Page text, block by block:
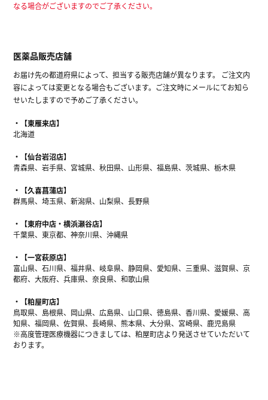
なる場合がございますのでご了承ください。
医薬品販売店舗
お届け先の都道府県によって、担当する販売店舗が異なります。 ご注文内
容によっては変更となる場合もございます。ご注文時にメールにてお知ら
せいたしますので予めご了承ください。
【東雁来店】
北海道
【仙台岩沼店】
青森県、岩手県、宮城県、秋田県、山形県、福島県、茨城県、栃木県
【久喜菖蒲店】
群馬県、埼玉県、新潟県、山梨県、長野県
【東府中店・横浜瀬谷店】
千葉県、東京都、神奈川県、沖縄県
【一宮萩原店】
富山県、石川県、福井県、岐阜県、静岡県、愛知県、三重県、滋賀県、京
都府、大阪府、兵庫県、奈良県、和歌山県
【粕屋町店】
鳥取県、島根県、岡山県、広島県、山口県、徳島県、香川県、愛媛県、高
知県、福岡県、佐賀県、長崎県、熊本県、大分県、宮崎県、鹿児島県
※高度管理医療機器につきましては、粕屋町店より発送させていただいて
おります。